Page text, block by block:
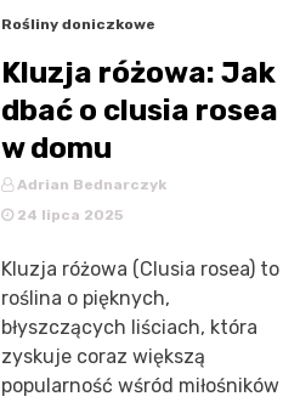
Rośliny doniczkowe
Kluzja różowa: Jak
dbać o clusia rosea
w domu
Adrian Bednarczyk
24 lipca 2025
Kluzja różowa (Clusia rosea) to
roślina o pięknych,
błyszczących liściach, która
zyskuje coraz większą
popularność wśród miłośników